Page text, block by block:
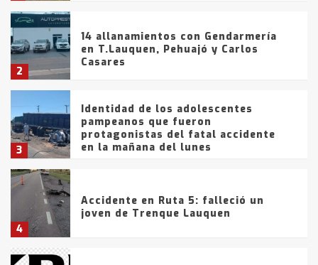
2
14 allanamientos con Gendarmería
en T.Lauquen, Pehuajó y Carlos
Casares
3
Identidad de los adolescentes
pampeanos que fueron
protagonistas del fatal accidente
en la mañana del lunes
4
Accidente en Ruta 5: falleció un
joven de Trenque Lauquen